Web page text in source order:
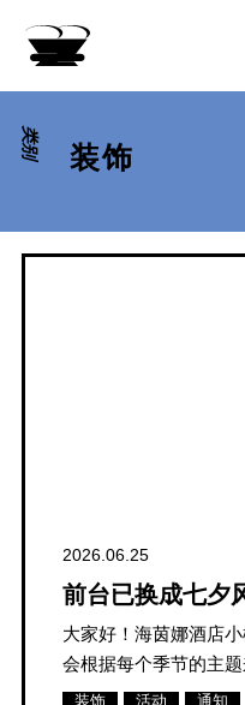
类别 装饰
2026.06.25
前台已换成七夕
大家好！海茵娜酒店
会根据每个季节的主
装饰 活动 通知